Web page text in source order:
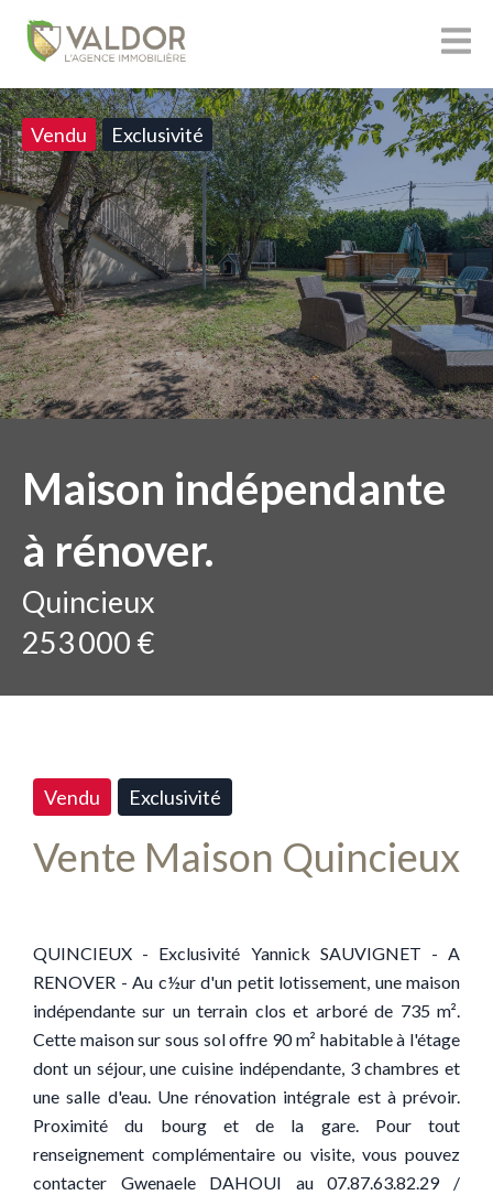
Vendu Exclusivité
Maison indépendante
à rénover.
Quincieux
253 000 €
Vendu Exclusivité
Vente Maison Quincieux
QUINCIEUX - Exclusivité Yannick SAUVIGNET - A
RENOVER - Au c½ur d'un petit lotissement, une maison
indépendante sur un terrain clos et arboré de 735 m².
Cette maison sur sous sol offre 90 m² habitable à l'étage
dont un séjour, une cuisine indépendante, 3 chambres et
une salle d'eau. Une rénovation intégrale est à prévoir.
Proximité du bourg et de la gare. Pour tout
renseignement complémentaire ou visite, vous pouvez
contacter Gwenaele DAHOUI au 07.87.63.82.29 /